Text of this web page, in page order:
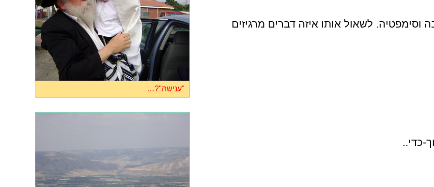
וסימפטיה. לשאול אותו איזה דברים מרגיזים
כדי..
"ענישה"?…